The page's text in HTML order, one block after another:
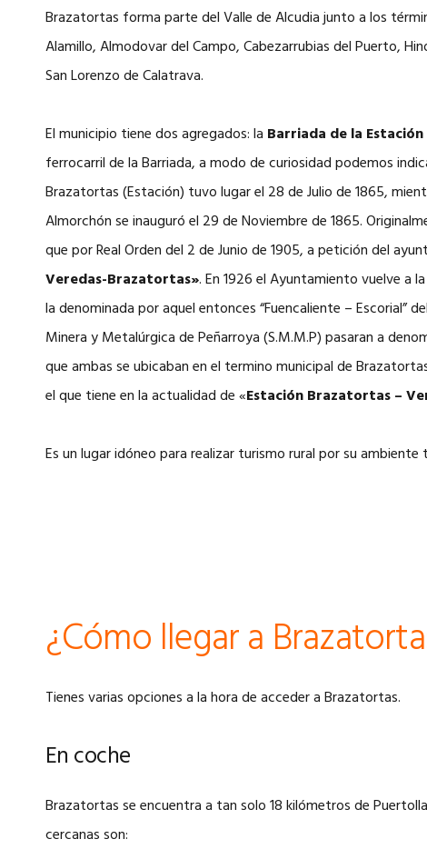
Brazatortas forma parte del Valle de Alcudia junto a los
Alamillo, Almodovar del Campo, Cabezarrubias del Puerto,
San Lorenzo de Calatrava.
El municipio tiene dos agregados: la Barriada de la
ferrocarril de la Barriada, a modo de curiosidad podemos
Brazatortas (Estación) tuvo lugar el 28 de Julio de 1865,
Almorchón se inauguró el 29 de Noviembre de 1865.
que por Real Orden del 2 de Junio de 1905, a petición del
Veredas-Brazatortas». En 1926 el Ayuntamiento vuelve a
la denominada por aquel entonces “Fuencaliente – Escorial”
Minera y Metalúrgica de Peñarroya (S.M.M.P) pasaran a
que ambas se ubicaban en el termino municipal de
el que tiene en la actualidad de «Estación Brazatortas –
Es un lugar idóneo para realizar turismo rural por su
¿Cómo llegar a
Tienes varias opciones a la hora de acceder a Brazatortas.
En coche
Brazatortas se encuentra a tan solo 18 kilómetros de
cercanas son: